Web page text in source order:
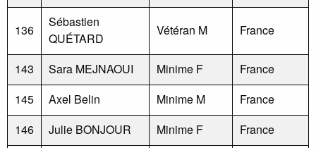
136
Sébastien
QUÉTARD
Vétéran M France
143 Sara MEJNAOUI Minime F
France
145
Axel Belin Minime M
France
146
Julie BONJOUR Minime F
France